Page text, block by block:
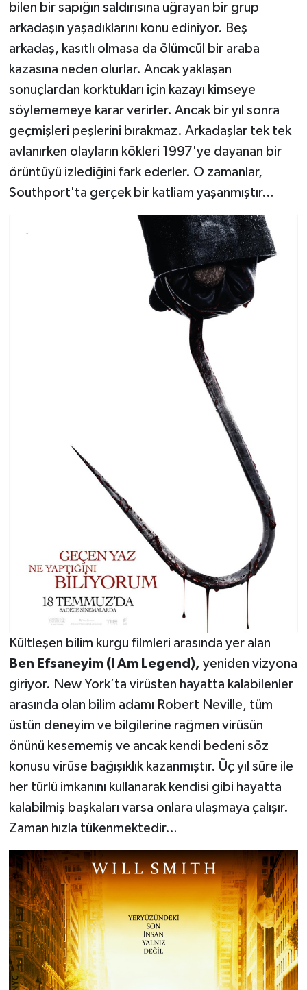
bilen bir sapığın saldırısına uğrayan bir grup
arkadaşın yaşadıklarını konu ediniyor. Beş
arkadaş, kasıtlı olmasa da ölümcül bir araba
kazasına neden olurlar. Ancak yaklaşan
sonuçlardan korktukları için kazayı kimseye
söylememeye karar verirler. Ancak bir yıl sonra
geçmişleri peşlerini bırakmaz. Arkadaşlar tek tek
avlanırken olayların kökleri 1997'ye dayanan bir
örüntüyü izlediğini fark ederler. O zamanlar,
Southport'ta gerçek bir katliam yaşanmıştır…
Kültleşen bilim kurgu filmleri arasında yer alan
Ben Efsaneyim (I Am Legend), yeniden vizyona
giriyor. New York’ta virüsten hayatta kalabilenler
arasında olan bilim adamı Robert Neville, tüm
üstün deneyim ve bilgilerine rağmen virüsün
önünü kesememiş ve ancak kendi bedeni söz
konusu virüse bağışıklık kazanmıştır. Üç yıl süre ile
her türlü imkanını kullanarak kendisi gibi hayatta
kalabilmiş başkaları varsa onlara ulaşmaya çalışır.
Zaman hızla tükenmektedir…